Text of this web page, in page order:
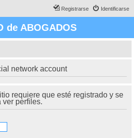
Identificarse
Registrarse
de ABOGADOS
network account
requiere que esté registrado y se
ver perfiles.